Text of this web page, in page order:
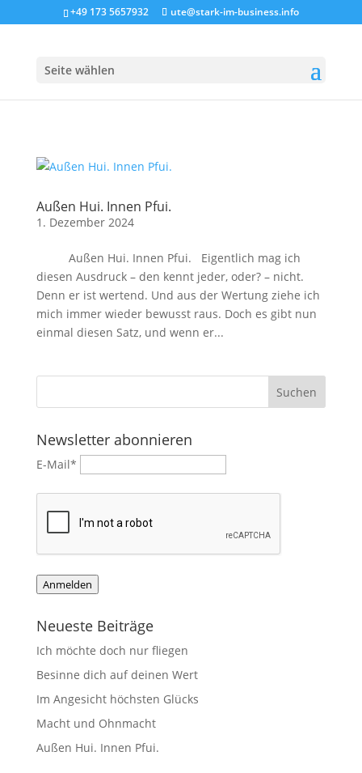
+49 173 5657932 ute@stark-im-business.info
Seite wählen
Außen Hui. Innen Pfui.
1. Dezember 2024
Außen Hui. Innen Pfui. Eigentlich mag ich
diesen Ausdruck – den kennt jeder, oder? – nicht.
Denn er ist wertend. Und aus der Wertung ziehe ich
mich immer wieder bewusst raus. Doch es gibt nun
einmal diesen Satz, und wenn er...
Newsletter abonnieren
E-Mail*
Anmelden
Neueste Beiträge
Ich möchte doch nur fliegen
Besinne dich auf deinen Wert
Im Angesicht höchsten Glücks
Macht und Ohnmacht
Außen Hui. Innen Pfui.